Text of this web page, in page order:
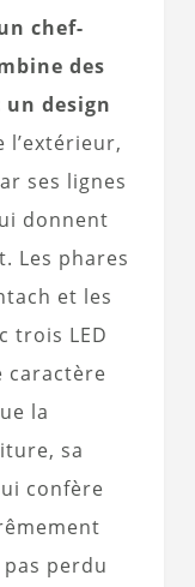
chef-
des
un design
l’extérieur,
ses lignes
donnent
Les phares
et les
trois LED
caractère
la
sa
confère
perdu